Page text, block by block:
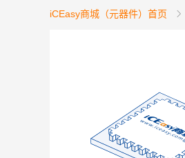
iCEasy商城（元器件）首页